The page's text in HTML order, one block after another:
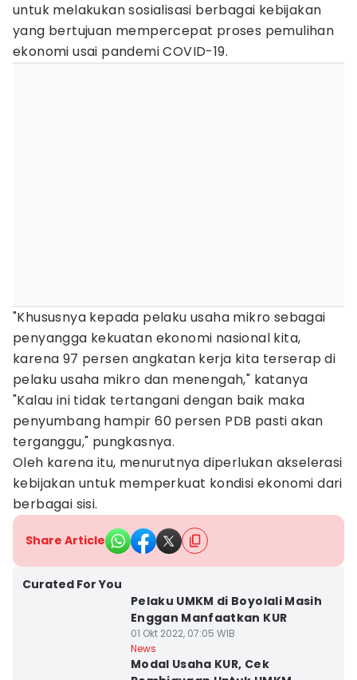
untuk melakukan sosialisasi berbagai kebijakan
yang bertujuan mempercepat proses pemulihan
ekonomi usai pandemi COVID-19.
"Khususnya kepada pelaku usaha mikro sebagai
penyangga kekuatan ekonomi nasional kita,
karena 97 persen angkatan kerja kita terserap di
pelaku usaha mikro dan menengah," katanya
"Kalau ini tidak tertangani dengan baik maka
penyumbang hampir 60 persen PDB pasti akan
terganggu," pungkasnya.
Oleh karena itu, menurutnya diperlukan akselerasi
kebijakan untuk memperkuat kondisi ekonomi dari
berbagai sisi.
Share Article
Curated For You
Pelaku UMKM di Boyolali Masih
Enggan Manfaatkan KUR
01 Okt 2022, 07:05 WIB
News
Modal Usaha KUR, Cek